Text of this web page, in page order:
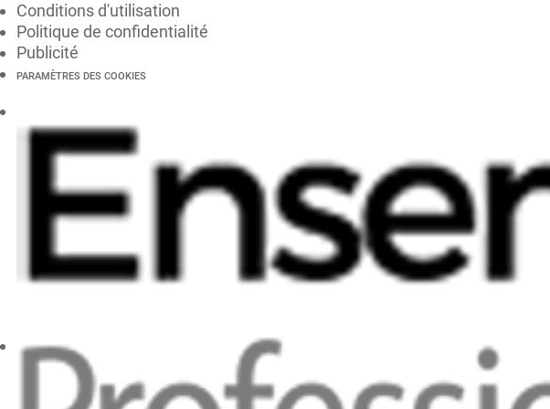
Conditions d'utilisation
Politique de confidentialité
Publicité
PARAMÈTRES DES COOKIES